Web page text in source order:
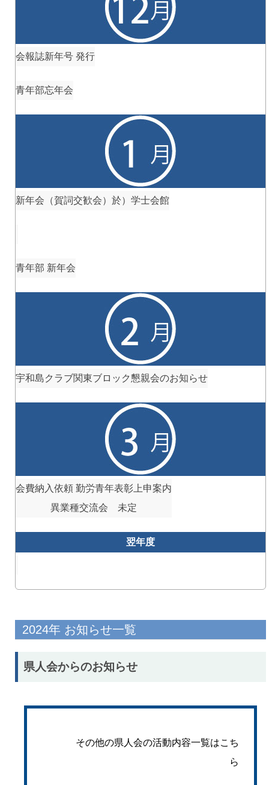
会報誌新年号 発行
青年部忘年会
新年会（賀詞交歓会）於）学士会館
青年部 新年会
宇和島クラブ関東ブロック懇親会のお知らせ
会費納入依頼 勤労青年表彰上申案内
異業種交流会 未定
翌年度
2024年 お知らせ一覧
県人会からのお知らせ
その他の県人会の活動内容一覧はこち
ら